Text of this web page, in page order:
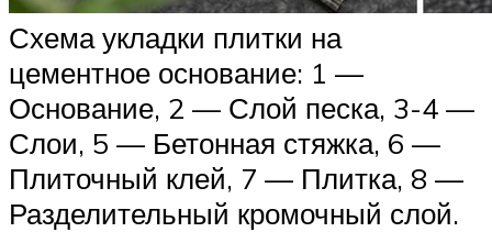
Схема укладки плитки на
цементное основание: 1 —
Основание, 2 — Слой песка, 3-4 —
Слои, 5 — Бетонная стяжка, 6 —
Плиточный клей, 7 — Плитка, 8 —
Разделительный кромочный слой.